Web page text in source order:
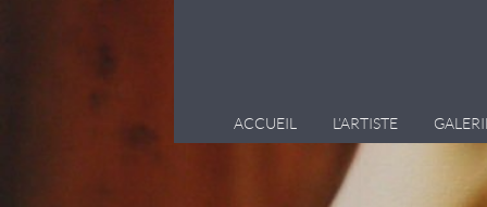
ACCUEIL L’ARTISTE